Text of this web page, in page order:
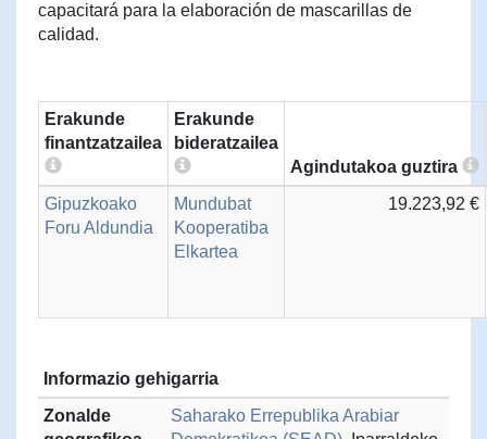
capacitará para la elaboración de mascarillas de
calidad.
Erakunde
finantzatzailea
Erakunde
bideratzailea
Agindutakoa guztira
Gipuzkoako
Foru Aldundia
Mundubat
Kooperatiba
Elkartea
19.223,92 €
Informazio gehigarria
Zonalde
Saharako Errepublika Arabiar